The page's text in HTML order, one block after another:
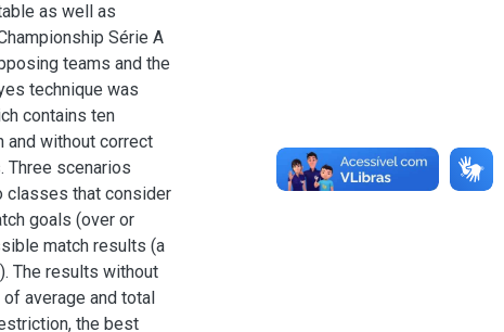
as well as
Série A
teams and the
technique was
contains ten
and without correct
Three scenarios
classes that consider
goals (over or
match results (a
The results without
average and total
the best